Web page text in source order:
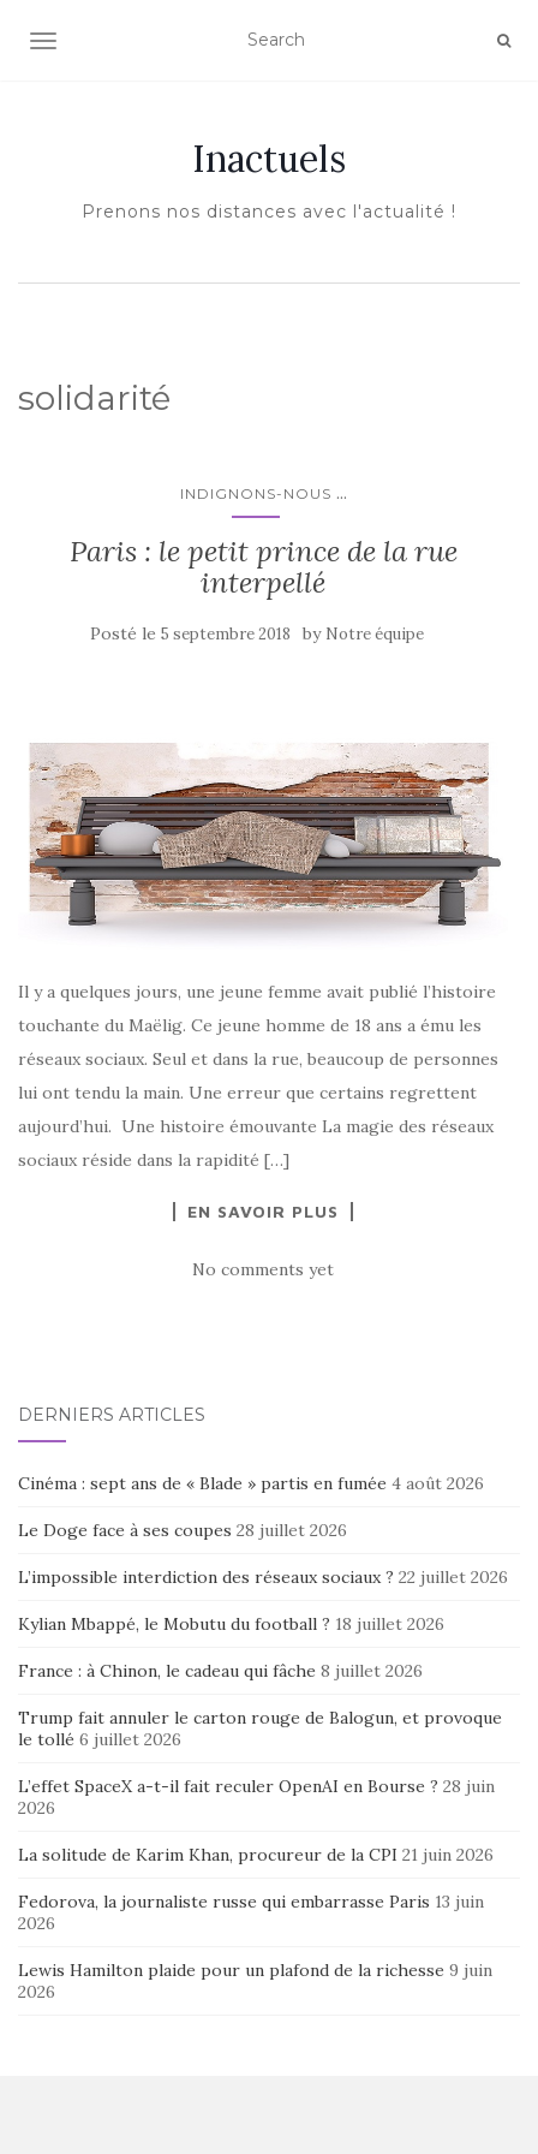
AFFICHER/MASQUER LA NAVIGATION
Inactuels
Prenons nos distances avec l'actualité !
solidarité
INDIGNONS-NOUS ...
Paris : le petit prince de la rue
interpellé
Posté le 5 septembre 2018 by Notre équipe
Il y a quelques jours, une jeune femme avait publié l’histoire
touchante du Maëlig. Ce jeune homme de 18 ans a ému les
réseaux sociaux. Seul et dans la rue, beaucoup de personnes
lui ont tendu la main. Une erreur que certains regrettent
aujourd’hui. Une histoire émouvante La magie des réseaux
sociaux réside dans la rapidité […]
EN SAVOIR PLUS
No comments yet
DERNIERS ARTICLES
Cinéma : sept ans de « Blade » partis en fumée 4 août 2026
Le Doge face à ses coupes 28 juillet 2026
L’impossible interdiction des réseaux sociaux ? 22 juillet 2026
Kylian Mbappé, le Mobutu du football ? 18 juillet 2026
France : à Chinon, le cadeau qui fâche 8 juillet 2026
Trump fait annuler le carton rouge de Balogun, et provoque
le tollé 6 juillet 2026
L’effet SpaceX a-t-il fait reculer OpenAI en Bourse ? 28 juin
2026
La solitude de Karim Khan, procureur de la CPI 21 juin 2026
Fedorova, la journaliste russe qui embarrasse Paris 13 juin
2026
Lewis Hamilton plaide pour un plafond de la richesse 9 juin
2026